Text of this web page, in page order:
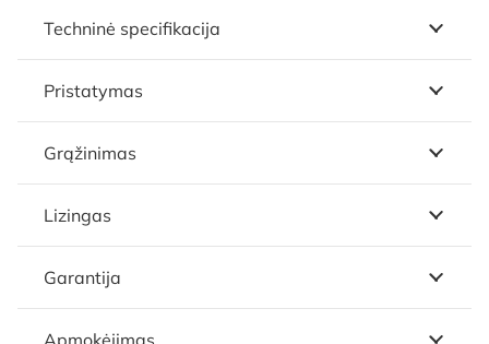
Techninė specifikacija
Pristatymas
Grąžinimas
Lizingas
Garantija